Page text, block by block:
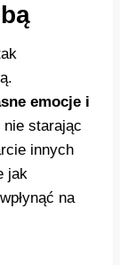
emocje i
nie starając
innych
jak
na